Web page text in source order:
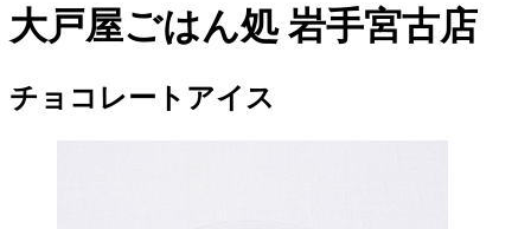
大戸屋ごはん処 岩手宮古店
チョコレートアイス